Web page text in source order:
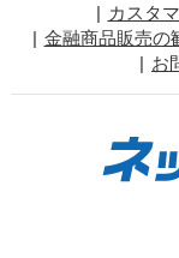
カスタ
金融商品販売の
お